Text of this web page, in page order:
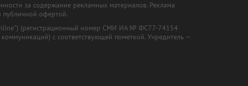
за содержание рекламных материалов. Реклама
публичной офертой.
(регистрационный номер СМИ ИА № ФС77-74154
с соответствующей пометкой. Учредитель —